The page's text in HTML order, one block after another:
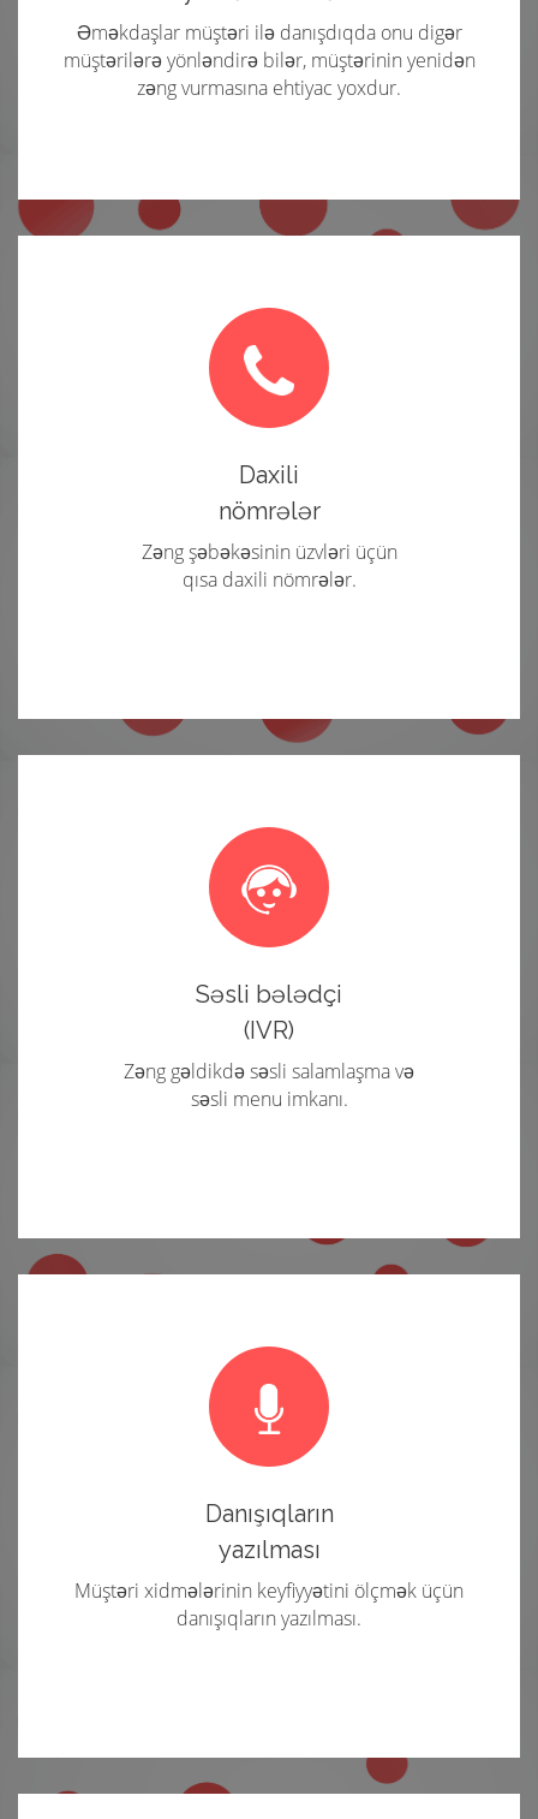
Əməkdaşlar müştəri ilə danışdıqda onu digər
müştərilərə yönləndirə bilər, müştərinin yenidən
zəng vurmasına ehtiyac yoxdur.
Daxili
nömrələr
Zəng şəbəkəsinin üzvləri üçün
qısa daxili nömrələr.
Səsli bələdçi
(IVR)
Zəng gəldikdə səsli salamlaşma və
səsli menu imkanı.
Danışıqların
yazılması
Müştəri xidmələrinin keyfiyyətini ölçmək üçün
danışıqların yazılması.